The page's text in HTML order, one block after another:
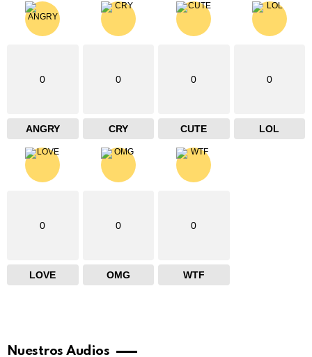
0
ANGRY
0
CRY
0
CUTE
0
LOL
0
LOVE
0
OMG
0
WTF
Nuestros Audios